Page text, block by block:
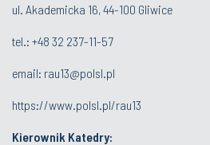
ul. Akademicka 16, 44-100 Gliwice
tel.: +48 32 237-11-57
email: rau13@polsl.pl
https://www.polsl.pl/rau13
Kierownik Katedry: